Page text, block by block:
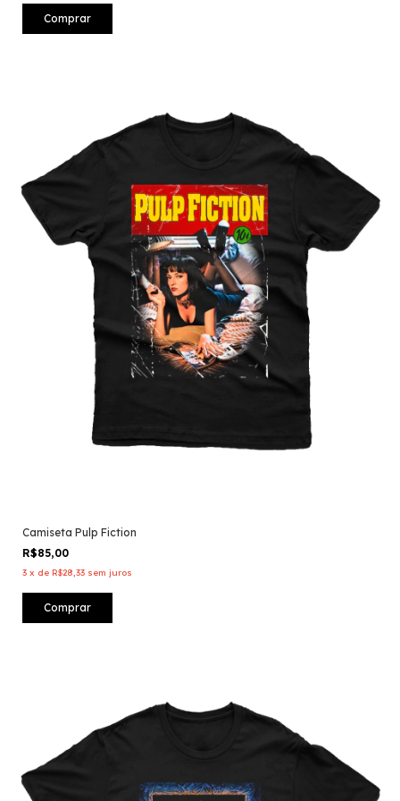
Comprar
Camiseta Pulp Fiction
R$85,00
3 x de R$28,33 sem juros
Comprar